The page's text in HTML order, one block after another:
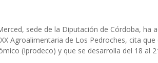
sede de la Diputación de Córdoba, ha
Agroalimentaria de Los Pedroches, cita
(Iprodeco) y que se desarrolla del 18 al